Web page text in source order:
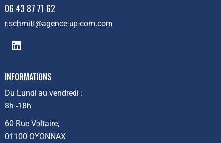
06 43 87 71 62
r.schmitt@agence-up-com.com
INFORMATIONS
Du Lundi au vendredi :
8h -18h
60 Rue Voltaire,
01100 OYONNAX